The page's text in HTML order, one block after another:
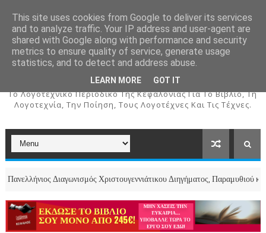
ΚΕΦΑΛΟΣ
To Λογοτεχνικό Περιοδικό Της Κεφαλονιάς Για Το Βιβλίο, Τη
Λογοτεχνία, Την Ποίηση, Τους Λογοτέχνες Και Τις Τέχνες.
Διαγωνισμός Χριστουγεννιάτικου Διηγήματος, Παραμυθιού και
This site uses cookies from Google to deliver its services
and to analyze traffic. Your IP address and user-agent are
shared with Google along with performance and security
metrics to ensure quality of service, generate usage
statistics, and to detect and address abuse.
LEARN MORE GOT IT